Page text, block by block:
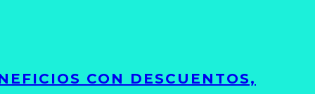
CON DESCUENTOS,